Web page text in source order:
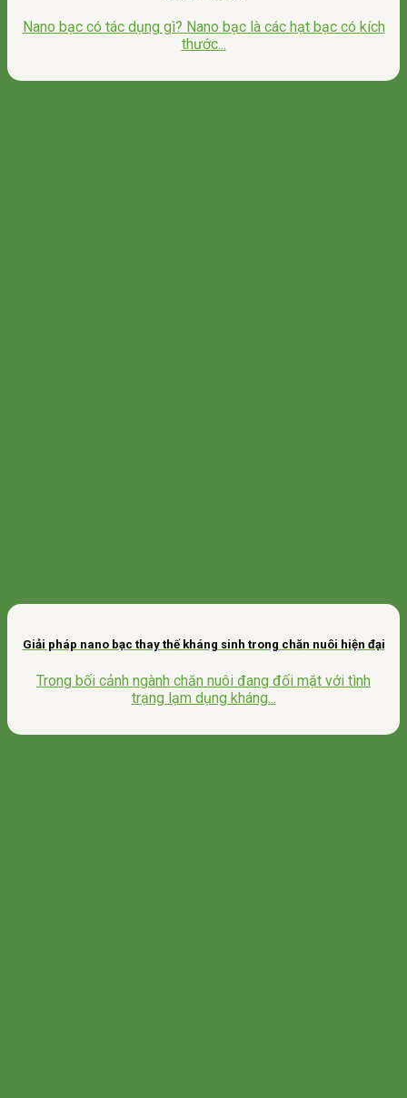
Nano bạc có tác dụng gì? Nano bạc là các hạt bạc có kích
thước...
Giải pháp nano bạc thay thế kháng sinh trong chăn nuôi hiện đại
Trong bối cảnh ngành chăn nuôi đang đối mặt với tình
trạng lạm dụng kháng...